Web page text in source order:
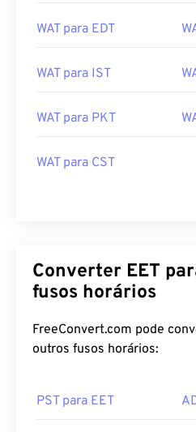
WAT para EDT
WAT para IST
WAT para PKT
WAT para CST
Converter EET
fusos horários
FreeConvert.com pode
outros fusos horários:
PST para EET